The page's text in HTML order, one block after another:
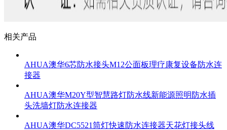
相关产品
AHUA澳华6芯防水接头M12公面板理疗康复设备防水连
接器
AHUA澳华M20Y型智慧路灯防水线新能源照明防水插
头洗墙灯防水连接器
AHUA澳华DC5521筒灯快速防水连接器天花灯接头线